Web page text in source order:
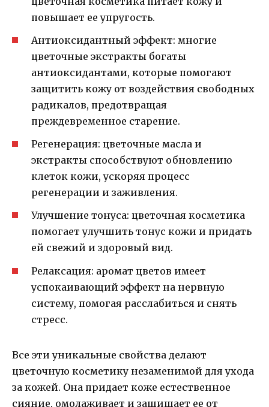
повышает ее упругость.
Антиоксидантный эффект: многие
цветочные экстракты богаты
антиоксидантами, которые помогают
защитить кожу от воздействия свободных
радикалов, предотвращая
преждевременное старение.
Регенерация: цветочные масла и
экстракты способствуют обновлению
клеток кожи, ускоряя процесс
регенерации и заживления.
Улучшение тонуса: цветочная косметика
помогает улучшить тонус кожи и придать
ей свежий и здоровый вид.
Релаксация: аромат цветов имеет
успокаивающий эффект на нервную
систему, помогая расслабиться и снять
стресс.
Все эти уникальные свойства делают
цветочную косметику незаменимой для ухода
за кожей. Она придает коже естественное
сияние, омолаживает и защищает ее от